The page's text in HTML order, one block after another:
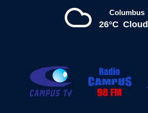
Columbus
26°C